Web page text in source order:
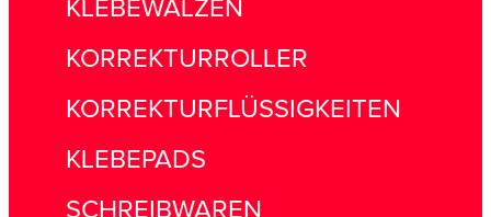
KLEBEWALZEN
KORREKTURROLLER
KORREKTURFLÜSSIGKEITEN
KLEBEPADS
SCHREIBWAREN